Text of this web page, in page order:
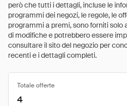
però che tutti i dettagli, incluse le
programmi dei negozi, le regole, le
programmi a premi, sono forniti solo
di modifiche e potrebbero essere
consultare il sito del negozio per
recenti e i dettagli completi.
Totale offerte
4